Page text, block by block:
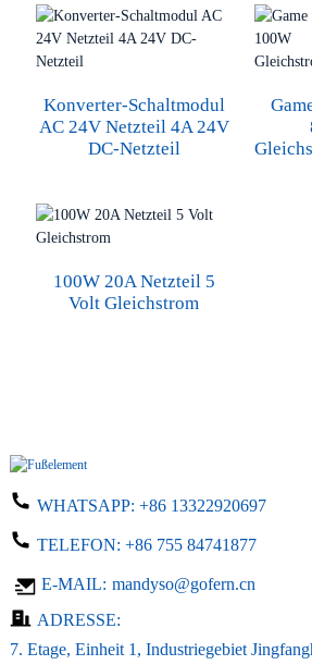
Konverter-Schaltmodul
AC 24V Netzteil 4A 24V
DC-Netzteil
100W 20A Netzteil 5
Volt Gleichstrom
WHATSAPP: +86 13322920697
TELEFON: +86 755 84741877
E-MAIL: mandyso@gofern.cn
ADRESSE:
7. Etage, Einheit 1, Industriegebiet